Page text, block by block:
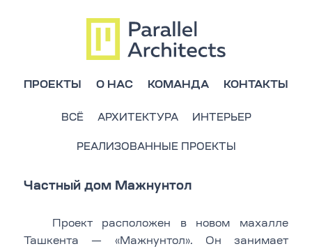
ПРОЕКТЫ О НАС КОМАНДА КОНТАКТЫ
ВСЁ АРХИТЕКТУРА ИНТЕРЬЕР
РЕАЛИЗОВАННЫЕ ПРОЕКТЫ
Частный дом Мажнунтол
Проект расположен в новом махалле
Ташкента — «Мажнунтол». Он занимает